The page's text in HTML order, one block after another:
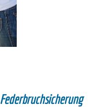
Federbruchsicherung